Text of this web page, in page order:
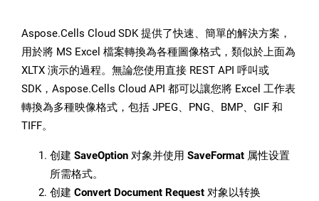
Aspose.Cells Cloud SDK 提供了快速、簡單的解決方案，
用於將 MS Excel 檔案轉換為各種圖像格式，類似於上面為
XLTX 演示的過程。無論您使用直接 REST API 呼叫或
SDK，Aspose.Cells Cloud API 都可以讓您將 Excel 工作表
轉換為多種映像格式，包括 JPEG、PNG、BMP、GIF 和
TIFF。
创建 SaveOption 对象并使用 SaveFormat 属性设置
所需格式。
创建 Convert Document Request 对象以转换